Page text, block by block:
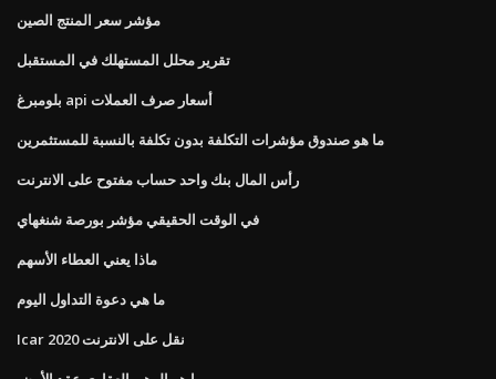
مؤشر سعر المنتج الصين
تقرير محلل المستهلك في المستقبل
بلومبرغ api أسعار صرف العملات
ما هو صندوق مؤشرات التكلفة بدون تكلفة بالنسبة للمستثمرين
رأس المال بنك واحد حساب مفتوح على الانترنت
في الوقت الحقيقي مؤشر بورصة شنغهاي
ماذا يعني العطاء الأسهم
ما هي دعوة التداول اليوم
Icar نقل على الانترنت 2020